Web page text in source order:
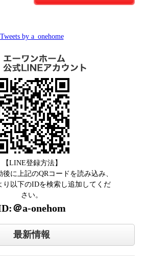
Tweets by a_onehome
【LINE登録方法】
に上記のQRコードを読み込み、
り以下のIDを検索し追加してくだ
さい。
＠a-onehom
最新情報